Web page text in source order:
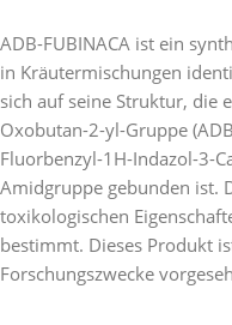
ADB-FUBINACA ist ein
in Kräutermischungen
sich auf seine Struktur, die
Oxobutan-2-yl-Gruppe
Fluorbenzyl-1H-Indazol-3-
Amidgruppe gebunden ist.
toxikologischen
bestimmt. Dieses Produkt
Forschungszwecke